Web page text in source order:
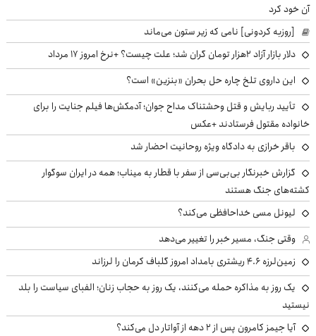
آن خود کرد
[روزبه کردونی] نامی که زیر ستون می‌ماند
دلار بازار آزاد ۲هزار تومان گران شد؛ علت چیست؟ +نرخ امروز ۱۷ مرداد
این داروی تلخ چاره حل بحران «بنزین» است؟
تأیید ربایش و قتل وحشتناک مداح جوان؛ آدمکش‌ها فیلم جنایت را برای
خانواده مقتول فرستادند +عکس
باقر خرازی به دادگاه ویژه روحانیت احضار شد
گزارش خبرنگار بی‌بی‌سی از سفر با قطار به میناب؛ همه در ایران سوگوار
کشته‌های جنگ هستند
لیونل مسی خداحافظی می‌کند؟
وقتی جنگ، مسیر خبر را تغییر می‌دهد
زمین‌لرزه ۴.۶ ریشتری بامداد امروز گلباف کرمان را لرزاند
یک روز به مذاکره حمله می‌کنند، یک روز به حجاب زنان؛ الفبای سیاست را بلد
نیستید
آیا جیمز کامرون پس از ۲ دهه از آواتار دل می‌کند؟